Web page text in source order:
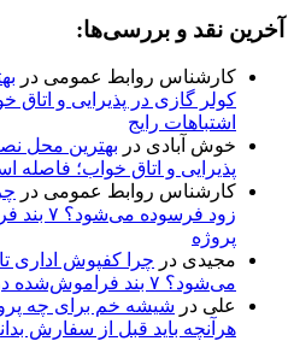
آخرین نقد و بررسی‌ها:
کارشناس روابط عمومی در
کولر گازی در پذیرایی و اتاق
اشتباهات رایج
خوش آبادی در بهترین محل
پذیرایی و اتاق خواب؛ فاصله
کارشناس روابط عمومی در
زود
پروژه
مجیدی در چرا کفپوش اداری
می‌شود؟ ۷ بند فراموش‌شده در مشخصات فنی پروژه
علی در شیشه خم برای چه
هرآنچه باید قبل از سفارش